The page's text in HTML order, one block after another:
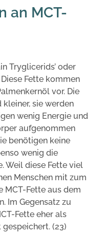
an MCT-
Tryglicerids’ oder
Fette kommen
vor. Die
sie werden
wenig Energie und
aufgenommen
benötigen keine
wenig die
Weil diese Fette viel
Menschen mit zum
MCT-Fette aus dem
Im Gegensatz zu
Fette eher als
(23)